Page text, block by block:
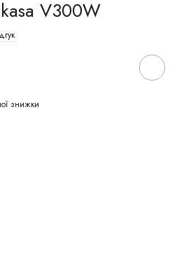
V300W
знижки